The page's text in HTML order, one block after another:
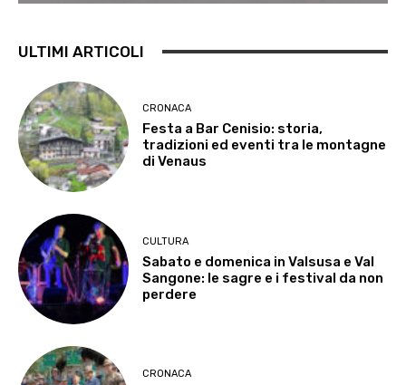
ULTIMI ARTICOLI
CRONACA
Festa a Bar Cenisio: storia,
tradizioni ed eventi tra le montagne
di Venaus
CULTURA
Sabato e domenica in Valsusa e Val
Sangone: le sagre e i festival da non
perdere
CRONACA